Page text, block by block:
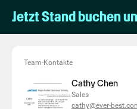
Jetzt Stand buchen
Team-Kontakte
Cathy Chen
Sales
cathy@ever-